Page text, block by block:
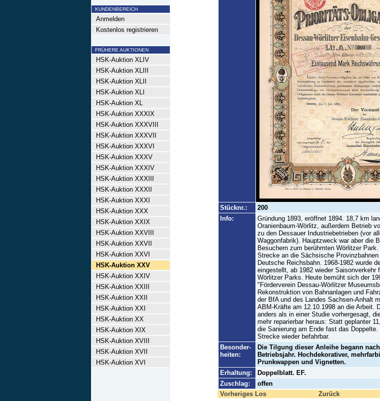
KUNDENBEREICH
Anmelden
Kostenlos registrieren
FRÜHERE AUKTIONEN
HSK-Auktion XLIV
HSK-Auktion XLIII
HSK-Auktion XLII
HSK-Auktion XLI
HSK-Auktion XL
HSK-Auktion XXXIX
HSK-Auktion XXXVIII
HSK-Auktion XXXVII
HSK-Auktion XXXVI
HSK-Auktion XXXV
HSK-Auktion XXXIV
HSK-Auktion XXXIII
HSK-Auktion XXXII
HSK-Auktion XXXI
HSK-Auktion XXX
HSK-Auktion XXIX
HSK-Auktion XXVIII
HSK-Auktion XXVII
HSK-Auktion XXVI
HSK-Auktion XXV
HSK-Auktion XXIV
HSK-Auktion XXIII
HSK-Auktion XXII
HSK-Auktion XXI
HSK-Auktion XX
HSK-Auktion XIX
HSK-Auktion XVIII
HSK-Auktion XVII
HSK-Auktion XVI
Stücknr.:
200
Info:
Gründung 1893, eröffnet 1894. 18,7 km
Oranienbaum-Wörlitz, außerdem Betrieb
zu den Dessauer Industriebetrieben (vor
Waggonfabrik). Hauptzweck war aber die
Besuchern zum berühmten Wörlitzer
Strecke an die Sächsische
Deutsche Reichsbahn. 1968-1982 wurde
eingestellt, ab 1982 wieder Saisonverkehr
Wörlitzer Parks. Heute bemüht sich der
"Förderverein Dessau-Wörlitzer
Rekonstruktion von Bahnanlagen und
der BfA und des Landes Sachsen-Anhalt
ABM-Kräfte am 12.10.1998 an die Arbeit.
anders als in einer Studie vorhergesagt,
mehr reparierbar heraus: Statt geplanter
die Sanierung am Ende fast das
Strecke wieder befahrbar.
Besonder-
heiten:
Die Tilgung dieser Anleihe begann
Betriebsjahr. Hochdekorativer,
Prunkwappen und Vignetten.
Erhaltung:
Doppelblatt. EF.
Zuschlag:
offen
Vorheriges Los
Zurück